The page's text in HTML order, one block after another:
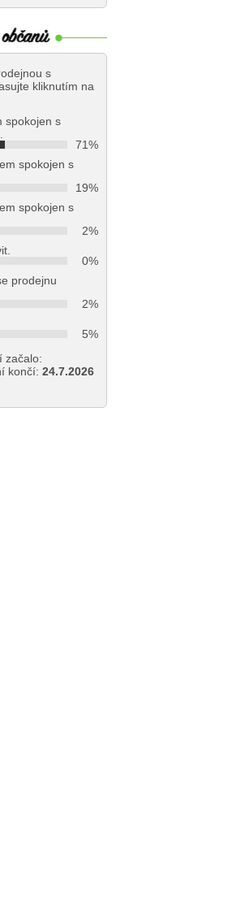
s
kliknutím na
spokojen s
71%
spokojen s
19%
spokojen s
2%
0%
prodejnu
2%
5%
začalo:
končí: 24.7.2026